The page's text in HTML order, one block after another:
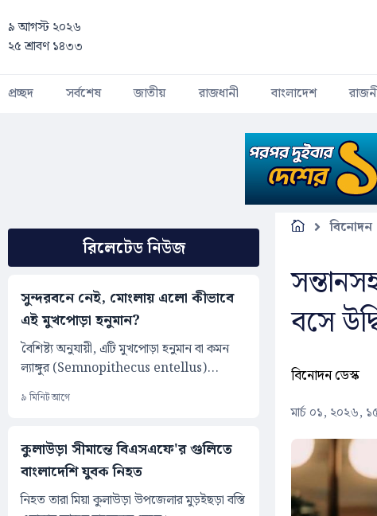
৯ আগস্ট ২০২৬
২৫ শ্রাবণ ১৪৩৩
প্রচ্ছদ সর্বশেষ জাতীয় রাজধানী বাংলাদেশ
রিলেটেড নিউজ
সুন্দরবনে নেই, মোংলায় এলো কীভাবে
এই মুখপোড়া হনুমান?
বৈশিষ্ট্য অনুযায়ী, এটি মুখপোড়া হনুমান বা কমন
ল্যাঙ্গুর (Semnopithecus entellus)...
৯ মিনিট আগে
কুলাউড়া সীমান্তে বিএসএফে'র গুলিতে
বাংলাদেশি যুবক নিহত
নিহত তারা মিয়া কুলাউড়া উপজেলার মুড়ইছড়া বস্তি
বিনোদন
বসে
বিনোদন ডেস্ক
মার্চ ০১, ২০২৬,